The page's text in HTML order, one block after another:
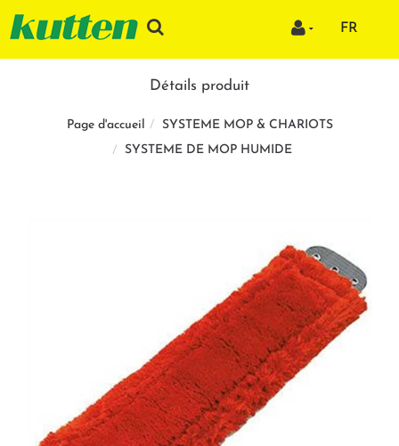
FR
Détails produit
Page d'accueil
SYSTEME MOP & CHARIOTS
SYSTEME DE MOP HUMIDE